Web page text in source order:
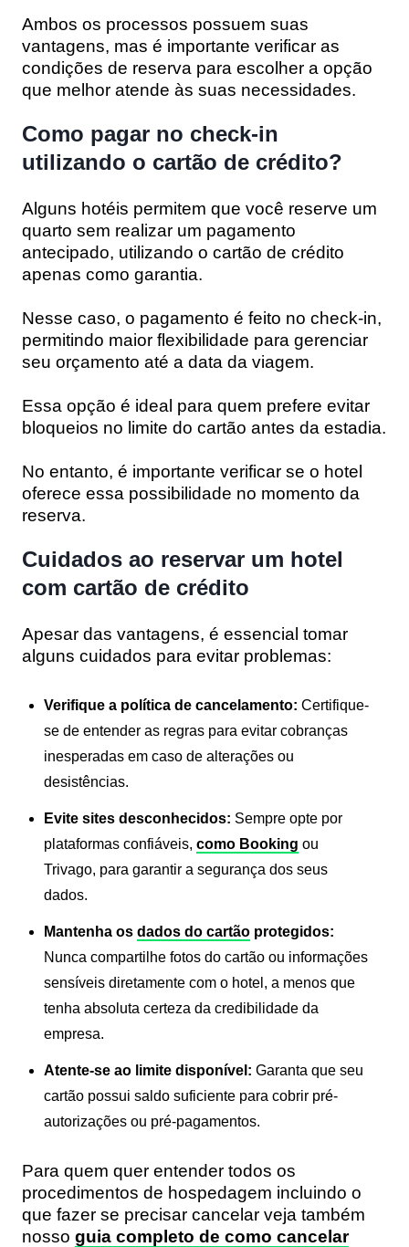
Ambos os processos possuem suas
vantagens, mas é importante verificar as
condições de reserva para escolher a opção
que melhor atende às suas necessidades.
Como pagar no check-in
utilizando o cartão de crédito?
Alguns hotéis permitem que você reserve um
quarto sem realizar um pagamento
antecipado, utilizando o cartão de crédito
apenas como garantia.
Nesse caso, o pagamento é feito no check-in,
permitindo maior flexibilidade para gerenciar
seu orçamento até a data da viagem.
Essa opção é ideal para quem prefere evitar
bloqueios no limite do cartão antes da estadia.
No entanto, é importante verificar se o hotel
oferece essa possibilidade no momento da
reserva.
Cuidados ao reservar um hotel
com cartão de crédito
Apesar das vantagens, é essencial tomar
alguns cuidados para evitar problemas:
Verifique a política de cancelamento: Certifique-
se de entender as regras para evitar cobranças
inesperadas em caso de alterações ou
desistências.
Evite sites desconhecidos: Sempre opte por
plataformas confiáveis, como Booking ou
Trivago, para garantir a segurança dos seus
dados.
Mantenha os dados do cartão protegidos:
Nunca compartilhe fotos do cartão ou informações
sensíveis diretamente com o hotel, a menos que
tenha absoluta certeza da credibilidade da
empresa.
Atente-se ao limite disponível: Garanta que seu
cartão possui saldo suficiente para cobrir pré-
autorizações ou pré-pagamentos.
Para quem quer entender todos os
procedimentos de hospedagem incluindo o
que fazer se precisar cancelar veja também
nosso guia completo de como cancelar